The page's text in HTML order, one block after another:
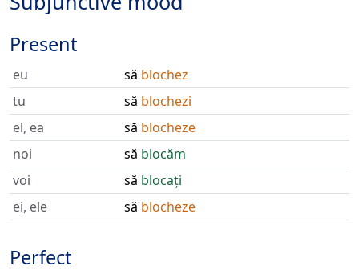
Present
eu să blochez
tu
să blochezi
el, ea
să blocheze
noi
să blocăm
voi
să blocați
ei, ele
să blocheze
Perfect